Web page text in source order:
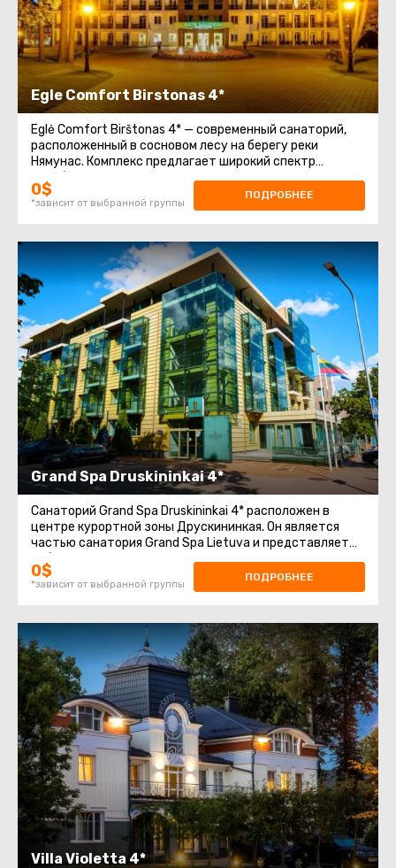
Egle Comfort Birstonas 4*
Eglė Comfort Birštonas 4* — современный санаторий,
расположенный в сосновом лесу на берегу реки
Нямунас. Комплекс предлагает широкий спектр
лечебно-оздоровительных процедур
0$
*зависит от выбранной группы
ПОДРОБНЕЕ
Grand Spa Druskininkai 4*
Санаторий Grand Spa Druskininkai 4* расположен в
центре курортной зоны Друскининкая. Он является
частью санатория Grand Spa Lietuva и представляет
собой модерновое здание с очень комфортными
0$
*зависит от выбранной группы
ПОДРОБНЕЕ
Villa Violetta 4*